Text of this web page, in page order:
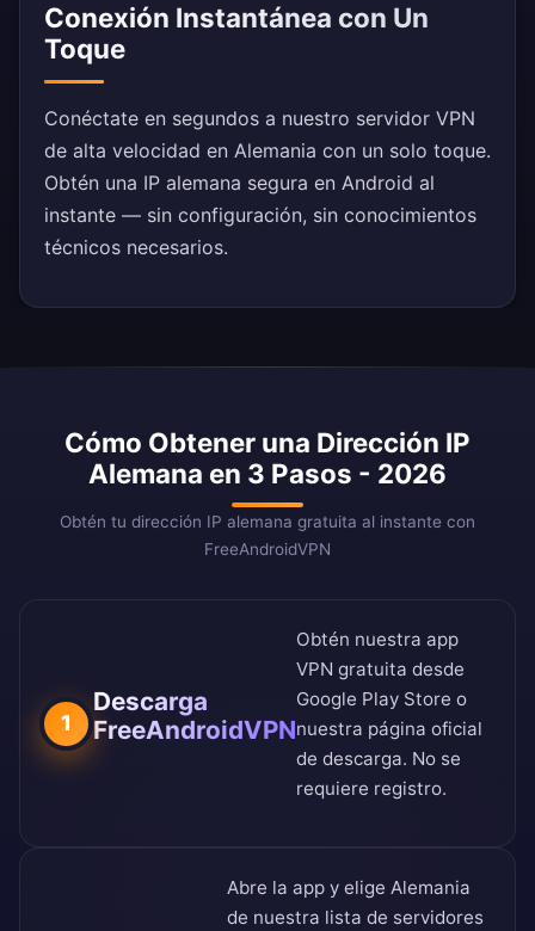
Conexión Instantánea con Un
Toque
Conéctate en segundos a nuestro servidor VPN
de alta velocidad en Alemania con un solo toque.
Obtén una IP alemana segura en Android al
instante — sin configuración, sin conocimientos
técnicos necesarios.
Cómo Obtener una Dirección IP
Alemana en 3 Pasos - 2026
Obtén tu dirección IP alemana gratuita al instante con
FreeAndroidVPN
1
Descarga
FreeAndroidVPN
Obtén nuestra app
VPN gratuita desde
Google Play Store o
nuestra página oficial
de descarga. No se
requiere registro.
Abre la app y elige Alemania
de nuestra lista de servidores